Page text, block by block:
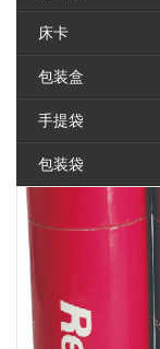
床卡
包装盒
手提袋
包装袋